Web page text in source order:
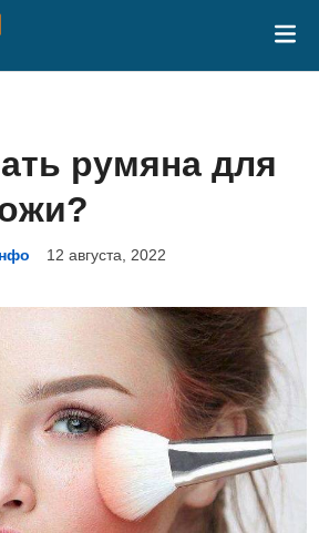
румяна для
12 августа, 2022